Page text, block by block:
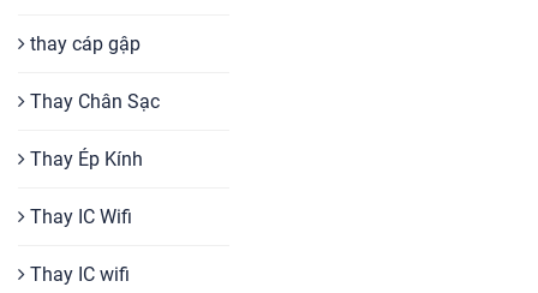
thay cáp gập
Thay Chân Sạc
Thay Ép Kính
Thay IC Wifi
Thay IC wifi